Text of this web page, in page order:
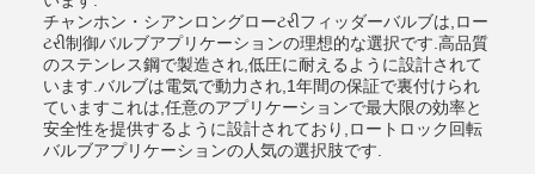
チャンホン・シアンロングローટરીフィッダーバルブは,ロー
ટરી制御バルブアプリケーションの理想的な選択です.高品質
のステンレス鋼で製造され,低圧に耐えるように設計されて
います.バルブは電気で動力され,1年間の保証で裏付けられ
ていますこれは,任意のアプリケーションで最大限の効率と
安全性を提供するように設計されており,ロートロック回転
バルブアプリケーションの人気の選択肢です.